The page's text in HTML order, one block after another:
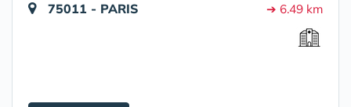
75011 - PARIS ➔ 6.49 km